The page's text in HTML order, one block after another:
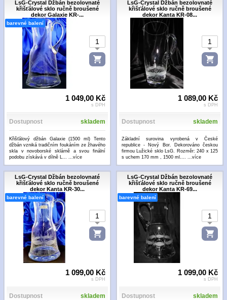
LsG-Crystal Džbán bezolovnaté
křišťálové sklo ručně broušené
dekor Galaxie KR-...
barevné balení
1 049,00 Kč
s DPH
Dostupnost skladem
Křišťálový džbán Galaxie (1500 ml) Tento
džbán vzniká tradičním foukáním ze žhavého
skla v novoborské sklárně a svou finální
podobu získává v dílně L... ...více
LsG-Crystal Džbán bezolovnaté
křišťálové sklo ručně broušené
dekor Kanta KR-08...
1 089,00 Kč
s DPH
Dostupnost skladem
Základní surovina vyrobená v České
republice - Nový Bor. Dekorováno českou
firmou Lužické sklo LsG. Rozměr: 240 x 125
s uchem 170 mm , 1500 ml.... ...více
LsG-Crystal Džbán bezolovnaté
křišťálové sklo ručně broušené
dekor Kanta KR-30...
barevné balení
1 099,00 Kč
s DPH
Dostupnost skladem
LsG-Crystal Džbán bezolovnaté
křišťálové sklo ručně broušené
dekor Kanta KR-69...
barevné balení
1 099,00 Kč
s DPH
Dostupnost skladem